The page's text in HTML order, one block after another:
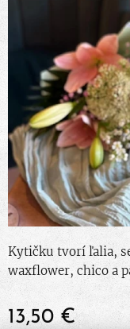
Kytičku tvorí ľalia,
waxflower, chico a
13,50 €